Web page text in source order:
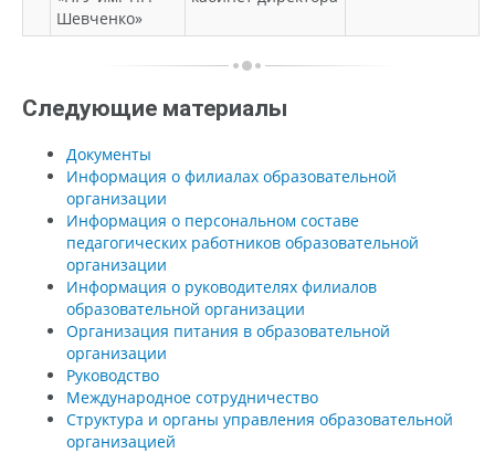
Шевченко»
Следующие материалы
Документы
Информация о филиалах образовательной
организации
Информация о персональном составе
педагогических работников образовательной
организации
Информация о руководителях филиалов
образовательной организации
Организация питания в образовательной
организации
Руководство
Международное сотрудничество
Структура и органы управления образовательной
организацией